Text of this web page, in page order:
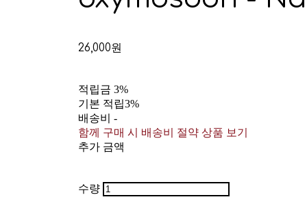
26,000원
적립금 3%
기본 적립3%
배송비-
함께 구매 시 배송비 절약 상품 보기
추가 금액
수량